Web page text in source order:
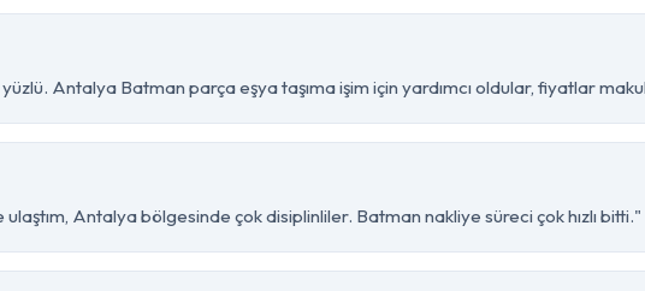
Antalya Batman parça eşya taşıma işim için yardımcı oldular, fiyatlar
Antalya bölgesinde çok disiplinliler. Batman nakliye süreci çok hızlı bitti."